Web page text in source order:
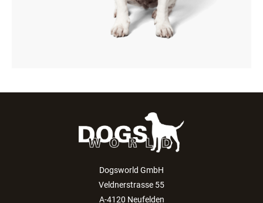
Dogsworld GmbH
Veldnerstrasse 55
A-4120 Neufelden